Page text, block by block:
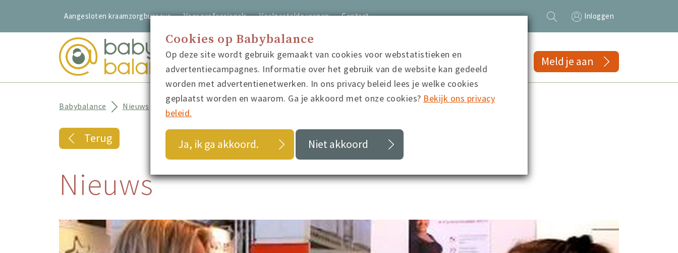
Aangesloten kraamzorgbureaus Voor professionals Veelgestelde vragen Contact Inloggen
home video's quiz blogs Meld je aan
Babybalance Nieuws Mama's Wereld
Terug
Nieuws
Cookies op Babybalance
Op deze site wordt gebruik gemaakt van cookies voor webstatistieken en
advertentiecampagnes. Informatie over het gebruik van de website kan gedeeld
worden met advertentienetwerken. In ons privacy beleid lees je welke cookies
geplaatst worden en waarom. Ga je akkoord met onze cookies? Bekijk ons privacy
beleid.
Ja, ik ga akkoord. Niet akkoord